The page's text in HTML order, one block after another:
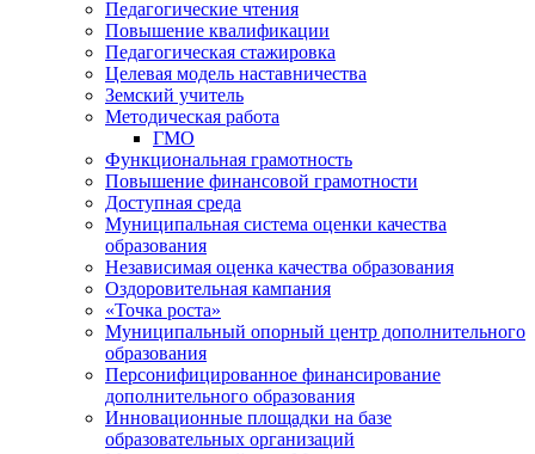
Педагогические чтения
Повышение квалификации
Педагогическая стажировка
Целевая модель наставничества
Земский учитель
Методическая работа
ГМО
Функциональная грамотность
Повышение финансовой грамотности
Доступная среда
Муниципальная система оценки качества
образования
Независимая оценка качества образования
Оздоровительная кампания
«Точка роста»
Муниципальный опорный центр дополнительного
образования
Персонифицированное финансирование
дополнительного образования
Инновационные площадки на базе
образовательных организаций